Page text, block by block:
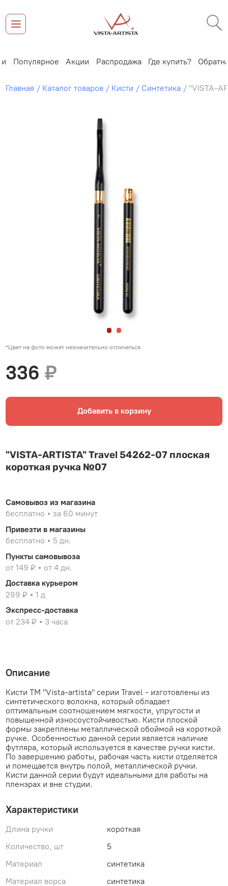
Новинки Популярное Акции Распродажа Где купить?
Главная Каталог товаров Кисти Синтетика "VISTA-
*Цвет на фото может незначительно отличаться
336₽
Добавить в корзину
"VISTA-ARTISTA" Travel 54262-07 плоская
короткая ручка №07
Самовывоз из магазина
бесплатно
за 60 минут
Привезти в магазины
бесплатно
5 дн.
Пункты самовывоза
от 149 ₽
от 4 дн.
Доставка курьером
299 ₽
1 д
Экспресс-доставка
от 234 ₽
3 часа
Описание
Кисти ТМ "Vista-artista" серии Travel - изготовлены из
синтетического волокна, который обладает
оптимальным соотношением мягкости, упругости и
повышенной износоустойчивостью. Кисти плоской
формы закреплены металлической обоймой на короткой
ручке. Особенностью данной серии является наличие
футляра, который используется в качестве ручки кисти.
По завершению работы, рабочая часть кисти отделяется
и помещается внутрь полой, металлической ручки.
Кисти данной серии будут идеальными для работы на
пленэрах и вне студии.
Характеристики
Длина ручки
короткая
Количество, шт
5
Материал
синтетика
Материал ворса
синтетика